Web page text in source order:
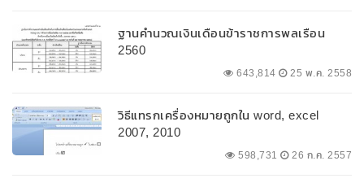
ฐานคำนวณเงินเดือนข้าราชการพลเรือน
2560
643,814 25 พ.ค. 2558
วิธีแทรกเครื่องหมายถูกใน word, excel
2007, 2010
598,731 26 ก.ค. 2557